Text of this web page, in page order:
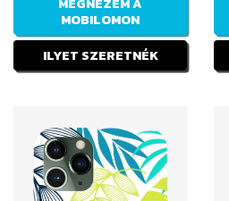
MOBILOMON
ILYET SZERETNÉK